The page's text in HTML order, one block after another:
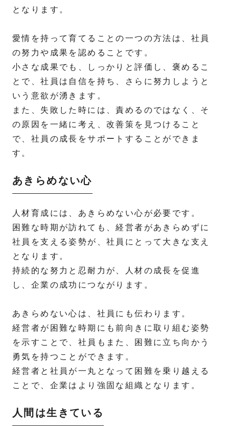
となります。
愛情を持って育てることの一つの方法は、社員
の努力や成果を認めることです。
小さな成果でも、しっかりと評価し、褒めるこ
とで、社員は自信を持ち、さらに努力しようと
いう意欲が湧きます。
また、失敗した時には、責めるのではなく、そ
の原因を一緒に考え、改善策を見つけること
で、社員の成長をサポートすることができま
す。
あきらめない心
人材育成には、あきらめない心が必要です。
困難な時期が訪れても、経営者があきらめずに
社員を支える姿勢が、社員にとって大きな支え
となります。
持続的な努力と忍耐力が、人材の成長を促進
し、企業の成功につながります。
あきらめない心は、社員にも伝わります。
経営者が困難な時期にも前向きに取り組む姿勢
を示すことで、社員もまた、困難に立ち向かう
勇気を持つことができます。
経営者と社員が一丸となって困難を乗り越える
ことで、企業はより強固な組織となります。
人間は生きている